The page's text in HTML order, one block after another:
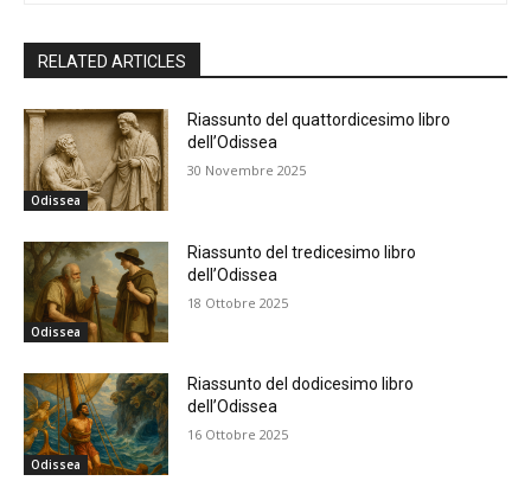
RELATED ARTICLES
Odissea
Riassunto del quattordicesimo libro
dell’Odissea
30 Novembre 2025
Odissea
Riassunto del tredicesimo libro
dell’Odissea
18 Ottobre 2025
Odissea
Riassunto del dodicesimo libro
dell’Odissea
16 Ottobre 2025